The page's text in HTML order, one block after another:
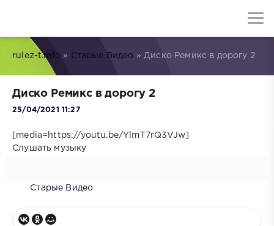
rulez-t.info » Старые Видео » Диско Ремикс в дорогу 2
Диско Ремикс в дорогу 2
25/04/2021 11:27
[media=https://youtu.be/YlmT7rQ3VJw]
Слушать музыку
Старые Видео